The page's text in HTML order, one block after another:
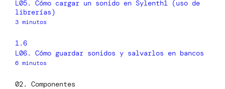
L05. Cómo cargar un sonido en Sylenth1 (uso de
librerías)
3 minutos
1.6
L06. Cómo guardar sonidos y salvarlos en bancos
6 minutos
02. Componentes